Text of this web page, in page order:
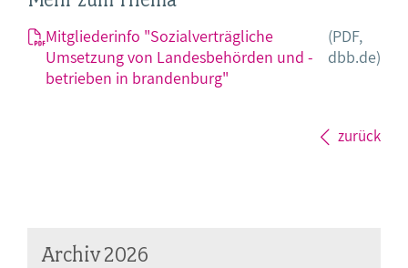
Mitgliederinfo "Sozialverträgliche
Umsetzung von Landesbehörden und -
betrieben in brandenburg"
(PDF,
dbb.de)
zurück
Archiv 2026